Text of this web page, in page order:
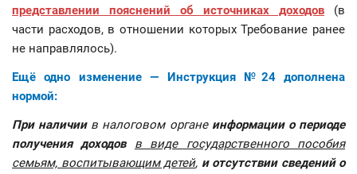
представлении пояснений об источниках доходов (в
части расходов, в отношении которых Требование ранее
не направлялось).
Ещё одно изменение — Инструкция №24 дополнена
нормой:
При наличиив налоговом органе информации о периоде
получения доходов
в виде государственного пособия
семьям, воспитывающим детей, и отсутствии сведений о